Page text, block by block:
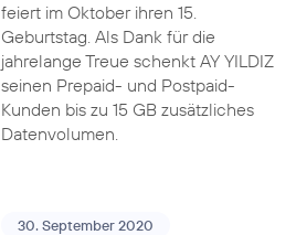
feiert im Oktober ihren 15.
Geburtstag. Als Dank für die
jahrelange Treue schenkt AY YILDIZ
seinen Prepaid- und Postpaid-
Kunden bis zu 15 GB zusätzliches
Datenvolumen.
30. September 2020